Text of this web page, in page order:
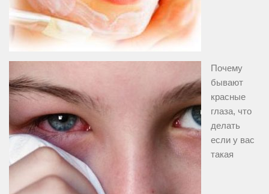
Почему
бывают
красные
глаза, что
делать
если у вас
такая